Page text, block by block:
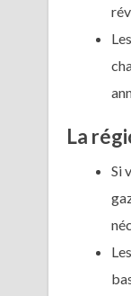
La
Si